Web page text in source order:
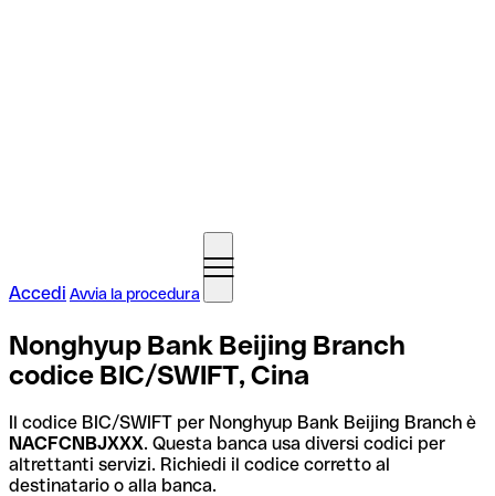
Accedi Avvia la procedura
Nonghyup Bank Beijing Branch
codice BIC/SWIFT, Cina
Il codice BIC/SWIFT per Nonghyup Bank Beijing Branch è
NACFCNBJXXX. Questa banca usa diversi codici per
altrettanti servizi. Richiedi il codice corretto al
destinatario o alla banca.